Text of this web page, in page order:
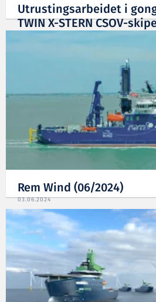
Utrustingsarbeidet i
TWIN X-STERN CSOV-
19.12.2024
Rem Wind (06/2024)
03.06.2024